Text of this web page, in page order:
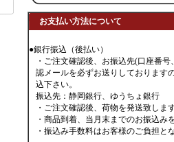
お支払い方法について
●銀行振込（後払い）
・ご注文確認後、お振込先(口座番
認メールを必ずお送りしております
込下さい。
振込先：静岡銀行、ゆうちょ銀行
・ご注文確認後、荷物を発送致しま
・商品到着、当月末までのお振込み
・振込み手数料はお客様のご負担と